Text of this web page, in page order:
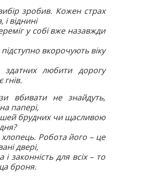
зробив. Кожен страх
віднині
у собі вже назавжди
вкорочують віку
любити дорогу
гнів.
вбивати не знайдуть,
папері,
брудних чи щасливою
Робота його – це
двері,
і законність для всіх – то
броня.